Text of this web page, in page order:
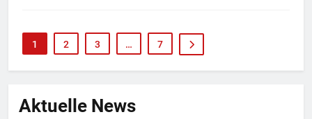
1 2 3 … 7
Aktuelle News